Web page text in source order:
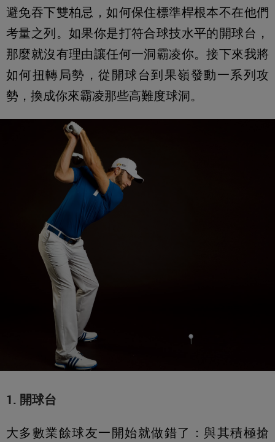
避免吞下雙柏忌，如何保住標準桿根本不在他們
考量之列。如果你是打符合球技水平的開球台，
那麼就沒有理由讓任何一洞霸凌你。接下來我將
如何扭轉局勢，從開球台到果嶺發動一系列攻
勢，換成你來霸凌那些高難度球洞。
1. 開球台
大多數業餘球友一開始就做錯了：與其積極搶